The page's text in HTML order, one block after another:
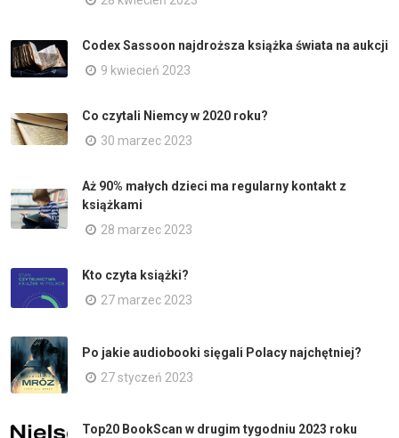
Codex Sassoon najdroższa książka świata na aukcji
9 kwiecień 2023
Co czytali Niemcy w 2020 roku?
30 marzec 2023
Aż 90% małych dzieci ma regularny kontakt z
książkami
28 marzec 2023
Kto czyta książki?
27 marzec 2023
Po jakie audiobooki sięgali Polacy najchętniej?
27 styczeń 2023
Top20 BookScan w drugim tygodniu 2023 roku